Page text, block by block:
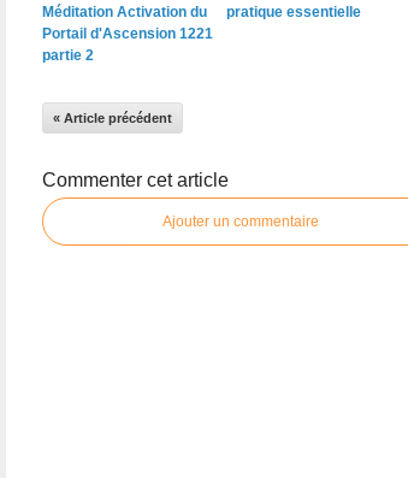
Méditation Activation du
Portail d'Ascension 1221
partie 2
pratique essentielle
« Article précédent
Commenter cet article
Ajouter un commentaire